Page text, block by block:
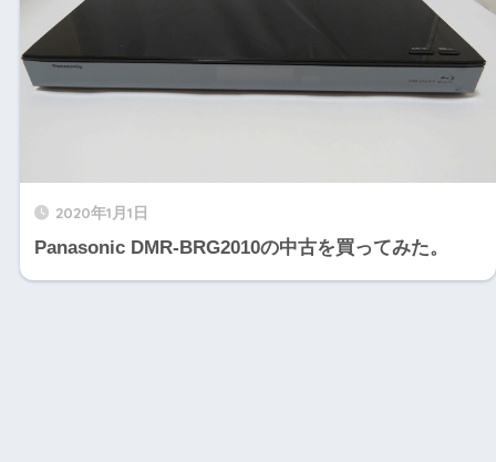
2020年1月1日
Panasonic DMR-BRG2010の中古を買ってみた。